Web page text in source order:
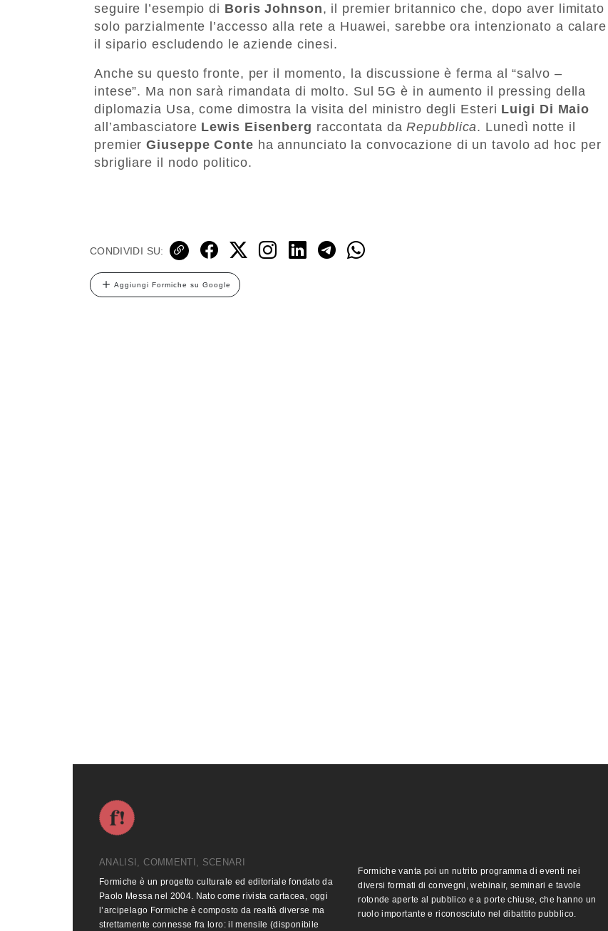
seguire l’esempio di Boris Johnson, il premier britannico che, dopo aver limitato
solo parzialmente l’accesso alla rete a Huawei, sarebbe ora intenzionato a calare
il sipario escludendo le aziende cinesi.
Anche su questo fronte, per il momento, la discussione è ferma al “salvo –
intese”. Ma non sarà rimandata di molto. Sul 5G è in aumento il pressing della
diplomazia Usa, come dimostra la visita del ministro degli Esteri Luigi Di Maio
all’ambasciatore Lewis Eisenberg raccontata daRepubblica. Lunedì notte il
premierGiuseppe Conte ha annunciato la convocazione di un tavolo ad hoc per
sbrigliare il nodo politico.
CONDIVIDI SU:
Aggiungi Formiche su Google
ANALISI, COMMENTI, SCENARI
Formiche è un progetto culturale ed editoriale fondato da
Paolo Messa nel 2004. Nato come rivista cartacea, oggi
l’arcipelago Formiche è composto da realtà diverse ma
strettamente connesse fra loro: il mensile (disponibile
Formiche vanta poi un nutrito programma di eventi nei
diversi formati di convegni, webinair, seminari e tavole
rotonde aperte al pubblico e a porte chiuse, che hanno un
ruolo importante e riconosciuto nel dibattito pubblico.